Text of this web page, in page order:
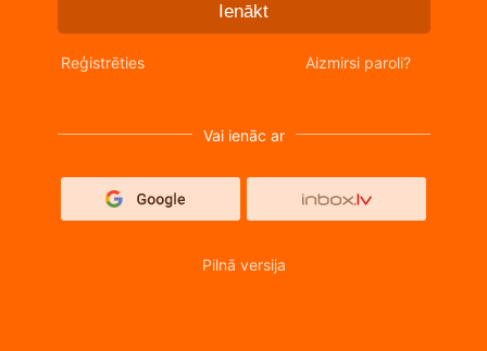
Ienākt
Reģistrēties Aizmirsi paroli?
Vai ienāc ar
Pilnā versija